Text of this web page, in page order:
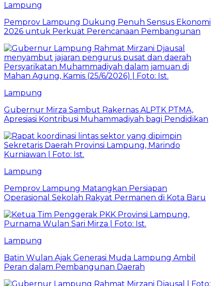
Lampung
Pemprov Lampung Dukung Penuh Sensus Ekonomi
2026 untuk Perkuat Perencanaan Pembangunan
Lampung
Gubernur Mirza Sambut Rakernas ALPTK PTMA,
Apresiasi Kontribusi Muhammadiyah bagi Pendidikan
Lampung
Pemprov Lampung Matangkan Persiapan
Operasional Sekolah Rakyat Permanen di Kota Baru
Lampung
Batin Wulan Ajak Generasi Muda Lampung Ambil
Peran dalam Pembangunan Daerah